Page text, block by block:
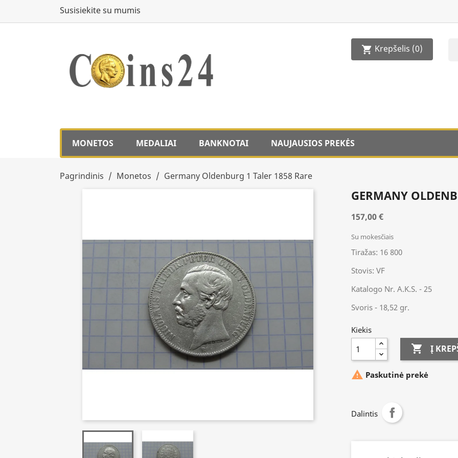
Susisiekite su mumis
shopping_cart Krepšelis (0)
MONETOS MEDALIAI BANKNOTAI NAUJAUSIOS PREKĖS
Pagrindinis Monetos Germany Oldenburg 1 Taler 1858 Rare
GERMANY
157,00 €
Su mokesčiais
Tiražas: 16 800
Stovis: VF
Katalogo Nr. A.K.S. - 25
Svoris - 18,52 gr.
Kiekis
 Į
 Paskutinė prekė
Dalintis